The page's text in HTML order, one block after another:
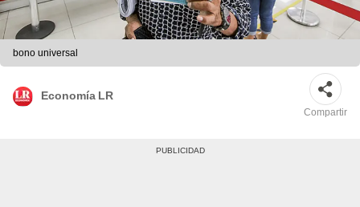
bono universal
Economía LR
Compartir